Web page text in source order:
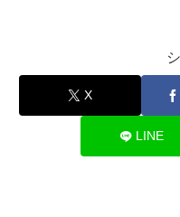
X
LINE